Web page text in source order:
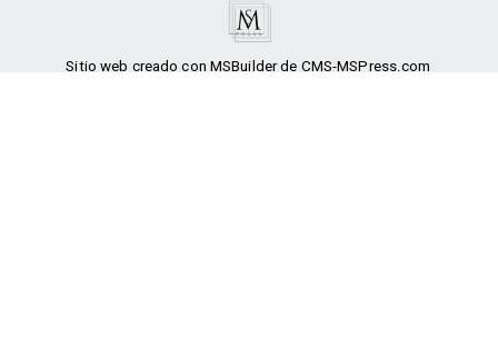
Sitio web creado con MSBuilder de CMS-MSPress.com